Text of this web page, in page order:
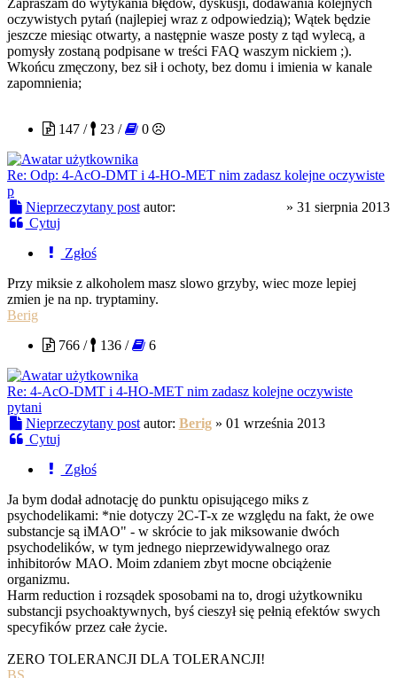
oczywistych pytań (najlepiej wraz z odpowiedzią); Wątek będzie
jeszcze miesiąc otwarty, a następnie wasze posty z tąd wylecą, a
pomysły zostaną podpisane w treści FAQ waszym nickiem ;).
Wkońcu zmęczony, bez sił i ochoty, bez domu i imienia w kanale
zapomnienia;
147 /
23 / 0
Re: Odp: 4-AcO-DMT i 4-HO-MET nim zadasz kolejne oczywiste
p
Nieprzeczytany post autor: » 31 sierpnia 2013
Cytuj
Zgłoś
Przy miksie z alkoholem masz slowo grzyby, wiec moze lepiej
zmien je na np. tryptaminy.
Berig
766 /
136 / 6
Re: 4-AcO-DMT i 4-HO-MET nim zadasz kolejne oczywiste
pytani
Nieprzeczytany post autor: Berig» 01 września 2013
Cytuj
Zgłoś
Ja bym dodał adnotację do punktu opisującego miks z
psychodelikami: *nie dotyczy 2C-T-x ze względu na fakt, że owe
substancje są iMAO" - w skrócie to jak miksowanie dwóch
psychodelików, w tym jednego nieprzewidywalnego oraz
inhibitorów MAO. Moim zdaniem zbyt mocne obciążenie
organizmu.
Harm reduction i rozsądek sposobami na to, drogi użytkowniku
substancji psychoaktywnych, byś cieszył się pełnią efektów swych
specyfików przez całe życie.
ZERO TOLERANCJI DLA TOLERANCJI!
BS